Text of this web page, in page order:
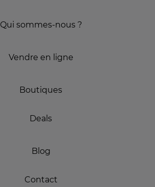
Qui sommes-nous ?
Vendre en ligne
Boutiques
Deals
Blog
Contact